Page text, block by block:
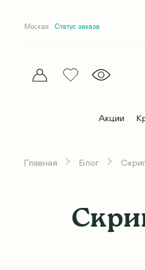
Москва Статус заказа
Акции
Абстракт
Абстракт
Детские
Одеяла
Главная Блог